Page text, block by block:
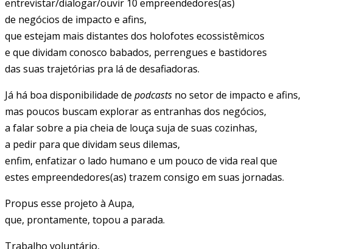
entrevistar/dialogar/ouvir 10 empreendedores(as)
de negócios de impacto e afins,
que estejam mais distantes dos holofotes ecossistêmicos
e que dividam conosco babados, perrengues e bastidores
das suas trajetórias pra lá de desafiadoras.
Já há boa disponibilidade de podcasts no setor de impacto e afins,
mas poucos buscam explorar as entranhas dos negócios,
a falar sobre a pia cheia de louça suja de suas cozinhas,
a pedir para que dividam seus dilemas,
enfim, enfatizar o lado humano e um pouco de vida real que
estes empreendedores(as) trazem consigo em suas jornadas.
Propus esse projeto à Aupa,
que, prontamente, topou a parada.
Trabalho voluntário,